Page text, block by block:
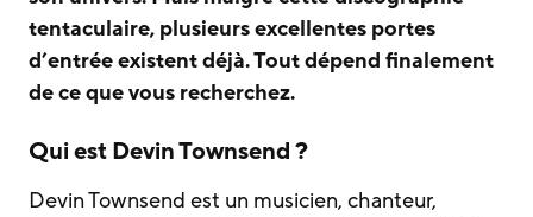
tentaculaire, plusieurs excellentes portes
d’entrée existent déjà. Tout dépend finalement
de ce que vous recherchez.
Qui est Devin Townsend ?
Devin Townsend est un musicien, chanteur,